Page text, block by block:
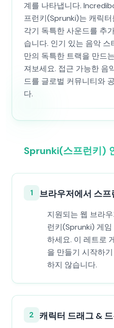
계를 나타냅니다.
프런키(Sprunki)는 캐릭
각기 독특한 사운드를 추
습니다. 인기 있는 음악
만의 독특한 트랙을 만드
져보세요. 접근 가능한 음
드를 글로벌 커뮤니티와
다.
Sprunki(스프런키)
1 브라우저에서 스
지원되는 웹 브라
런키(Sprunki) 게
하세요. 이 레트로
을 만들기 시작하
하지 않습니다.
2 캐릭터 드래그 &